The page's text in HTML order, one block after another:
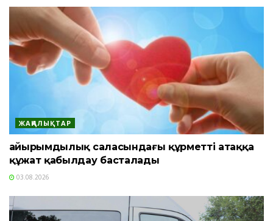
ЖАҢАЛЫҚТАР
Қайырымдылық саласындағы құрметті атаққа
құжат қабылдау басталады
03.08.2026